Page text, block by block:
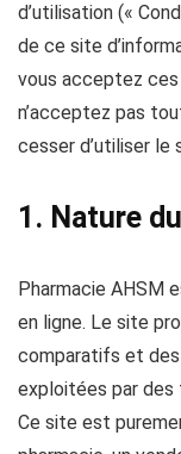
d’utilisation («
de ce site
vous acceptez ces
n’acceptez pas
cesser d’utiliser le
1. Nature
Pharmacie AHSM
en ligne. Le site
comparatifs et
exploitées par des
Ce site est